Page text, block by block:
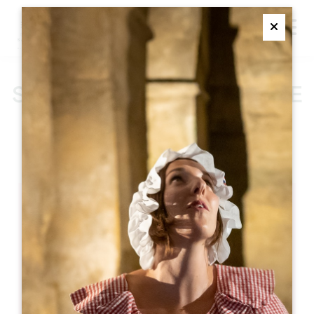
SAINT-EMILION : LA VISITE
DE VILLE
SAINT-EMILION
Saint-Emilion : la visite de ville
Saint-Emilion
05 57 55 28 20
お問い合わせ